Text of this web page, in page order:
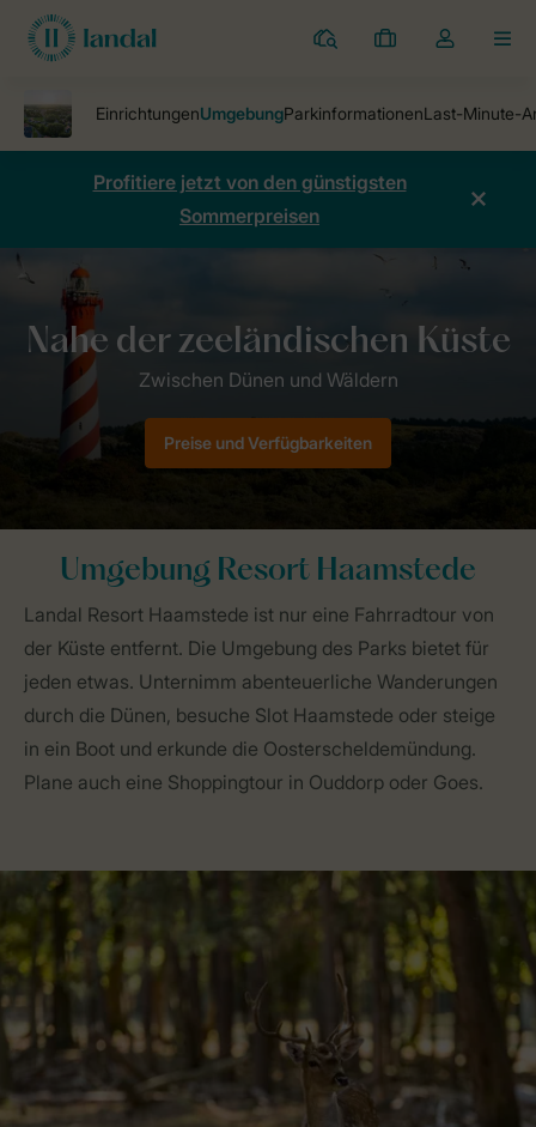
Ferienparks
Meine
Dropdown-
öffnen
Profitiere jetzt von den günstigsten
Sommerpreisen
Ferienparks
Preise und Verfügbarkeiten
Umgebung Resort Haamstede
Landal Resort Haamstede ist nur eine Fahrradtour von
der Küste entfernt. Die Umgebung des Parks bietet für
jeden etwas. Unternimm abenteuerliche Wanderungen
durch die Dünen, besuche Slot Haamstede oder steige
in ein Boot und erkunde die Oosterscheldemündung.
Plane auch eine Shoppingtour in Ouddorp oder Goes.